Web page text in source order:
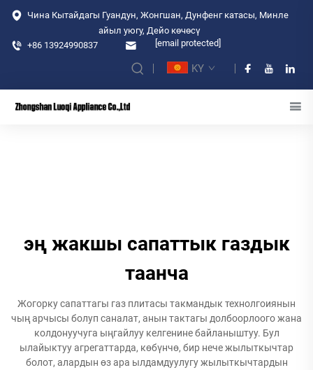
Чина Кытайдагы Гуандун, Жонгшан, Дунфенг катасы, Минле
айыл уюгу, Дейо көчөсү
+86 13924990837
[email protected]
KY
эң жакшы сапаттык газдык
таанча
Жогорку сапаттагы газ плитасы такмандык технолгоиянын
чың арчысы болуп саналат, анын тактагы долбоорлоого жана
колдонуучуга ыңгайлуу келгенине байланыштуу. Бул
ылайыктуу агрегаттарда, көбүнчө, бир нече жылыткычтар
болот, алардын өз ара ылдамдуулугу жылыткычтардын